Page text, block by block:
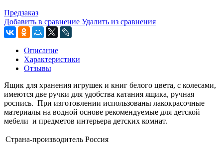
Предзаказ
Добавить в сравнение Удалить из сравнения
Описание
Характеристики
Отзывы
Ящик для хранения игрушек и книг белого цвета, с колесами,
имеются две ручки для удобства катания ящика, ручная
роспись. При изготовлении использованы лакокрасочные
материалы на водной основе рекомендуемые для детской
мебели и предметов интерьера детских комнат.
Страна-производитель Россия